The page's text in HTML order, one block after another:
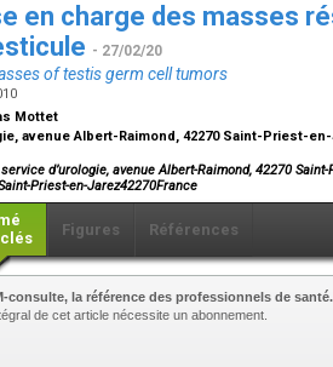
en charge des masses
- 27/02/20
of testis germ cell tumors
Mottet
avenue Albert-Raimond, 42270 Saint-Priest-
d’urologie, avenue Albert-Raimond, 42270
Priest-en-Jarez42270France
Figures Références
consulte, la référence des professionnels de santé.
de cet article nécessite un abonnement.